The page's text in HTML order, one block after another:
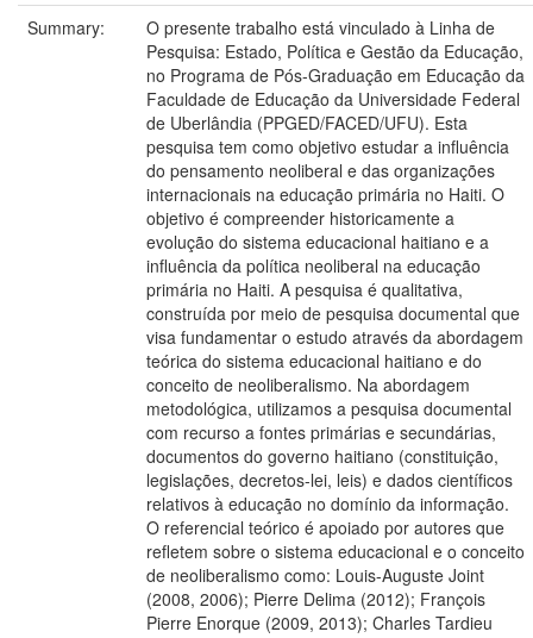
Summary:
O presente trabalho está vinculado à Linha de
Pesquisa: Estado, Política e Gestão da Educação,
no Programa de Pós-Graduação em Educação da
Faculdade de Educação da Universidade Federal
de Uberlândia (PPGED/FACED/UFU). Esta
pesquisa tem como objetivo estudar a influência
do pensamento neoliberal e das organizações
internacionais na educação primária no Haiti. O
objetivo é compreender historicamente a
evolução do sistema educacional haitiano e a
influência da política neoliberal na educação
primária no Haiti. A pesquisa é qualitativa,
construída por meio de pesquisa documental que
visa fundamentar o estudo através da abordagem
teórica do sistema educacional haitiano e do
conceito de neoliberalismo. Na abordagem
metodológica, utilizamos a pesquisa documental
com recurso a fontes primárias e secundárias,
documentos do governo haitiano (constituição,
legislações, decretos-lei, leis) e dados científicos
relativos à educação no domínio da informação.
O referencial teórico é apoiado por autores que
refletem sobre o sistema educacional e o conceito
de neoliberalismo como: Louis-Auguste Joint
(2008, 2006); Pierre Delima (2012); François
Pierre Enorque (2009, 2013); Charles Tardieu